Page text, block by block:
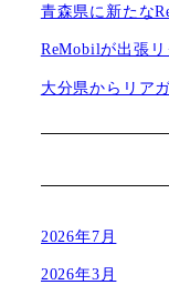
青森県に新たな
ReMobilが出張リ
大分県からリア
2026年7月
2026年3月